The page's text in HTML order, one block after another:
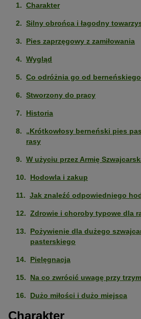
Charakter
Silny obrońca i łagodny
Pies zaprzęgowy z zamiłowania
Wygląd
Co odróżnia go od
Stworzony do pracy
Historia
„Krótkowłosy berneński pies
rasy
W użyciu przez Armię
Hodowla i zakup
Jak znaleźć odpowiedniego
Zdrowie i choroby typowe dla
Pożywienie dla dużego
pasterskiego
Pielęgnacja
Na co zwrócić uwagę przy
Dużo miłości i dużo miejsca
Charakter